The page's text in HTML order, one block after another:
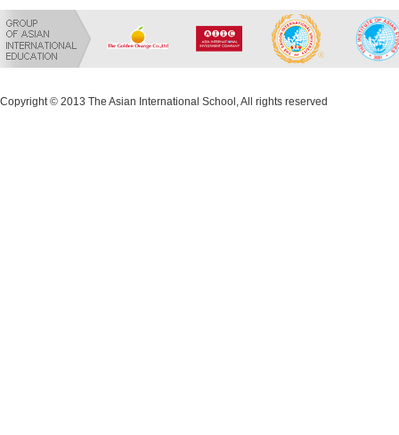
Copyright © 2013 The Asian International School, All rights reserved